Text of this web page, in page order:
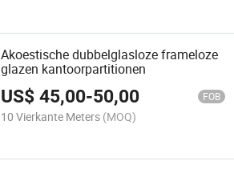
Akoestische dubbelglasloze frameloze
glazen kantoorpartitionen
US$45,00-50,00 FOB
10 Vierkante Meters (MOQ)